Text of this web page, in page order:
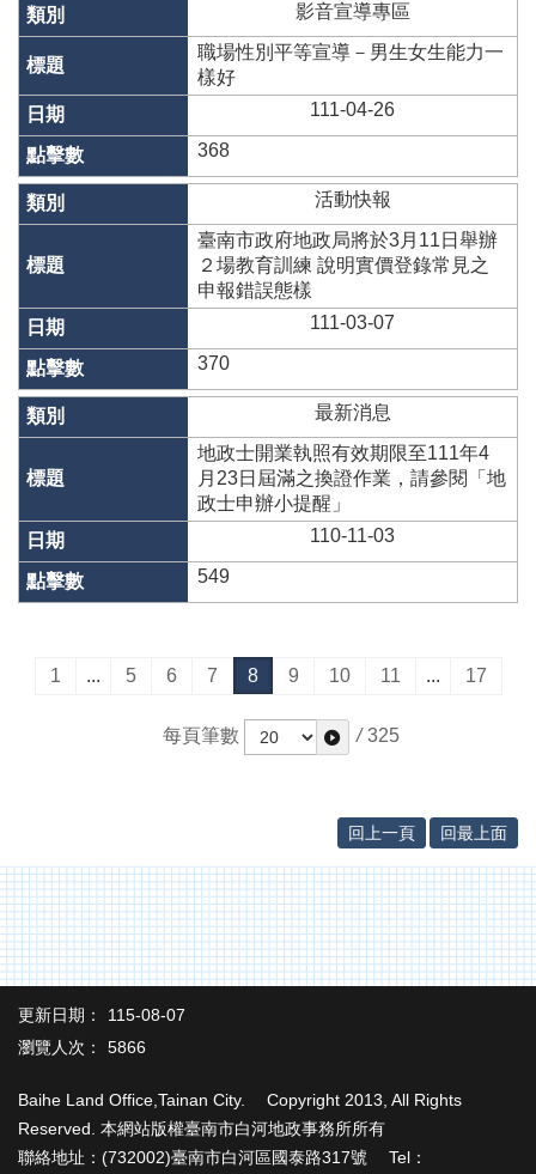
影音宣導專區
職場性別平等宣導－男生女生能力一
樣好
111-04-26
368
活動快報
臺南市政府地政局將於3月11日舉辦
２場教育訓練 說明實價登錄常見之
申報錯誤態樣
111-03-07
370
最新消息
地政士開業執照有效期限至111年4
月23日屆滿之換證作業，請參閱「地
政士申辦小提醒」
110-11-03
549
1 ... 5 6 7 8 9 10 11 ... 17
每頁筆數 / 325
回上一頁 回最上面
更新日期：
115-08-07
瀏覽人次：
5866
Baihe Land Office,Tainan City. Copyright 2013, All Rights
Reserved. 本網站版權臺南市白河地政事務所所有
聯絡地址：(732002)臺南市白河區國泰路317號 Tel：